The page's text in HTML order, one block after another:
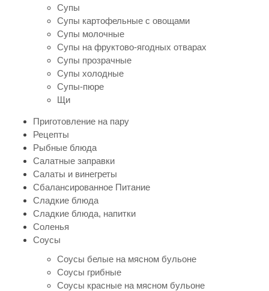
Супы
Супы картофельные с овощами
Супы молочные
Супы на фруктово-ягодных отварах
Супы прозрачные
Супы холодные
Супы-пюре
Щи
Приготовление на пару
Рецепты
Рыбные блюда
Салатные заправки
Салаты и винегреты
Сбалансированное Питание
Сладкие блюда
Сладкие блюда, напитки
Соленья
Соусы
Соусы белые на мясном бульоне
Соусы грибные
Соусы красные на мясном бульоне